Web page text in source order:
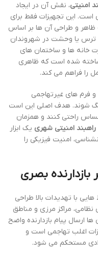
امنیتی، نقش آن در ایجاد
این تجهیزات فقط برای
و طراحی آن ها بر اساس
یا وحشت در شهروندان
خانه ها و ساختمان های
شده است که ظاهری
را فراهم می کند.
فرم های غیرتهاجمی
شوند. هدف اصلی این است
راحتی کنند و همزمان
راهبند امنیتی شهری یک ابزار
امنیت فیزیکی را
بازدارنده بصری
با تهدیدات بالا طراحی
مراکز مرزی و مناطق
پیام بازدارنده واضح
اغلب تهاجمی است و
مستحکم می شود.